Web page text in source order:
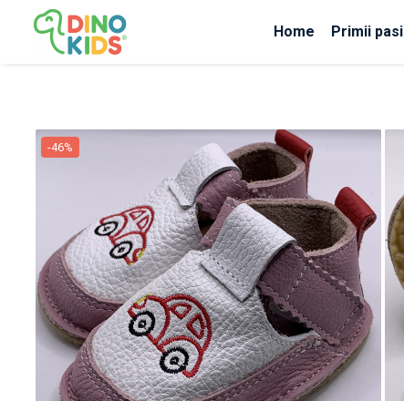
Suport clienti
Politica de Retur
Livrare internationala
Home Primii pasi
-46%